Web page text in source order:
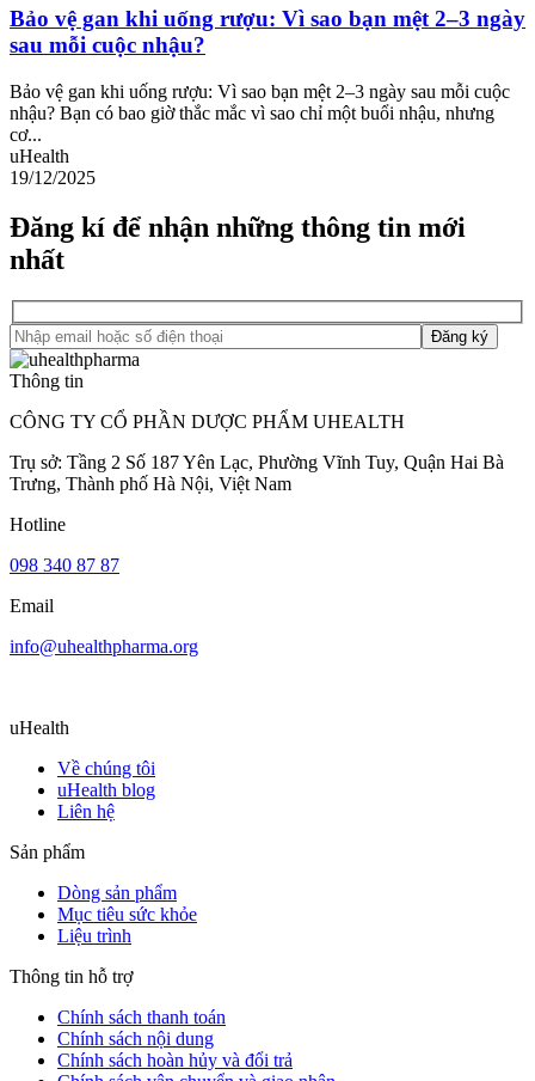
Bảo vệ gan khi uống rượu: Vì sao bạn mệt 2–3 ngày
sau mỗi cuộc nhậu?
Bảo vệ gan khi uống rượu: Vì sao bạn mệt 2–3 ngày sau mỗi cuộc
nhậu? Bạn có bao giờ thắc mắc vì sao chỉ một buổi nhậu, nhưng
cơ...
uHealth
19/12/2025
Đăng kí để nhận những thông tin mới
nhất
Thông tin
CÔNG TY CỔ PHẦN DƯỢC PHẨM UHEALTH
Trụ sở: Tầng 2 Số 187 Yên Lạc, Phường Vĩnh Tuy, Quận Hai Bà
Trưng, Thành phố Hà Nội, Việt Nam
Hotline
098 340 87 87
Email
info@uhealthpharma.org
uHealth
Về chúng tôi
uHealth blog
Liên hệ
Sản phẩm
Dòng sản phẩm
Mục tiêu sức khỏe
Liệu trình
Thông tin hỗ trợ
Chính sách thanh toán
Chính sách nội dung
Chính sách hoàn hủy và đổi trả